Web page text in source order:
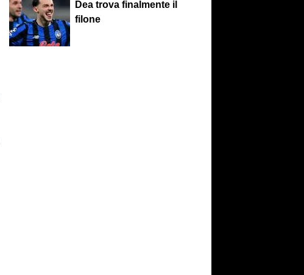
Dea trova finalmente il
filone